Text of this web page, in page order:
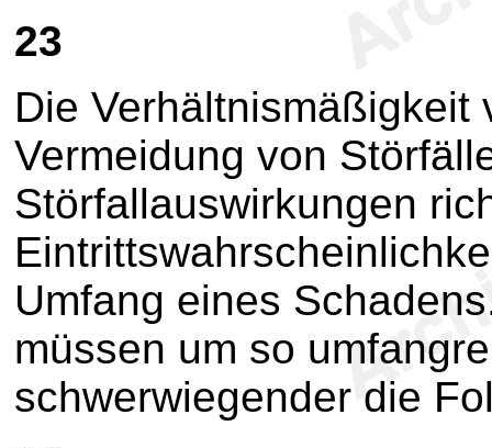
23
Die Verhältnismäßigkeit
Vermeidung von
Störfallauswirkungen
Umfang eines
müssen um so
schwerwiegender die